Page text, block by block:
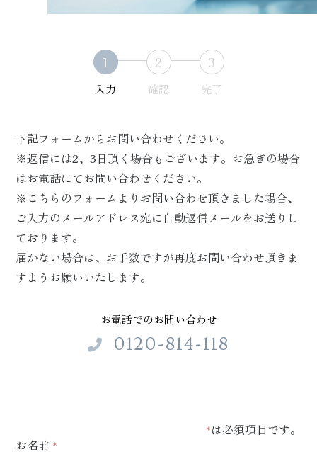
1
入力
2
確認
3
完了
下記フォームからお問い合わせください。
※返信には2、3日頂く場合もございます。お急ぎの場合
はお電話にてお問い合わせください。
※こちらのフォームよりお問い合わせ頂きました場合、
ご入力のメールアドレス宛に自動返信メールをお送りし
ております。
届かない場合は、お手数ですが再度お問い合わせ頂きま
すようお願いいたします。
お電話でのお問い合わせ
0120-814-118
*は必須項目です。
お名前 *